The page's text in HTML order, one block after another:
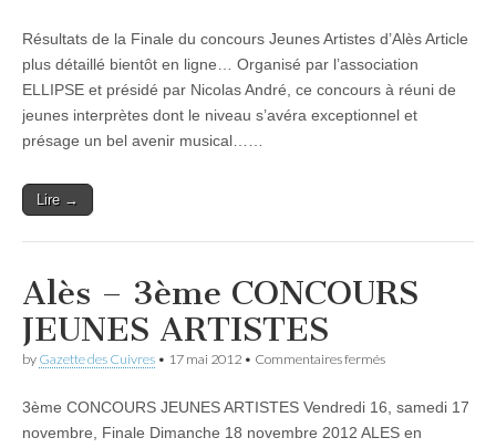
la
concours
Résultats de la Finale du concours Jeunes Artistes d’Alès Article
plus détaillé bientôt en ligne… Organisé par l’association
ELLIPSE et présidé par Nicolas André, ce concours à réuni de
jeunes interprètes dont le niveau s’avéra exceptionnel et
présage un bel avenir musical……
Lire →
Alès – 3ème CONCOURS
JEUNES ARTISTES
by Gazette des Cuivres • 17 mai 2012 • Commentaires ferméssur
3ème
CONCOURS
3ème CONCOURS JEUNES ARTISTES Vendredi 16, samedi 17
novembre, Finale Dimanche 18 novembre 2012 ALES en